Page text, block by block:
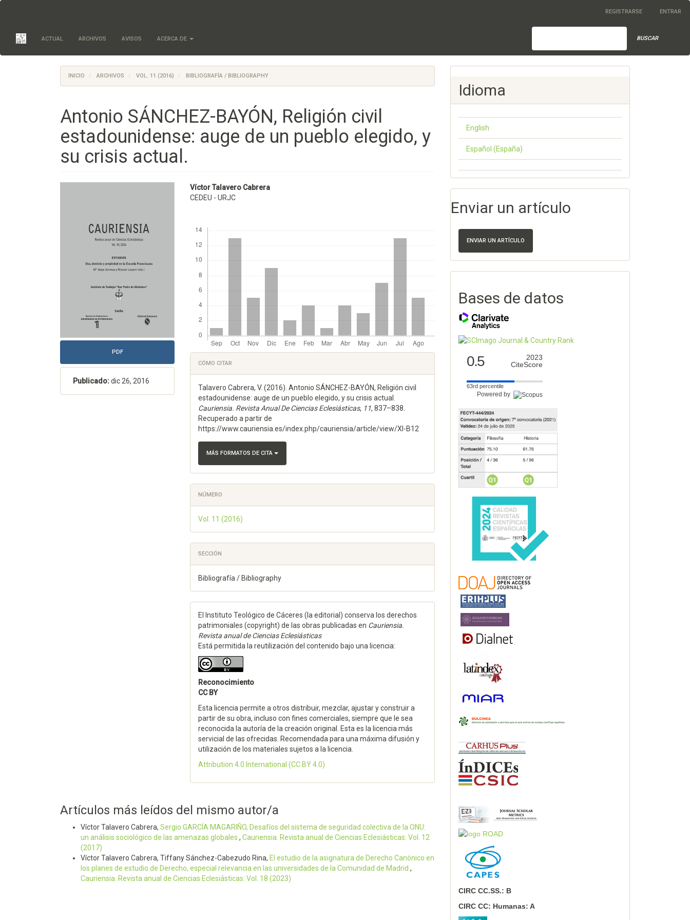
contenido
la
REGISTRARSE ENTRAR
ACTUAL ARCHIVOS AVISOS ACERCA DE BUSCAR
INICIO ARCHIVOS VOL. 11 (2016) BIBLIOGRAFÍA / BIBLIOGRAPHY
Antonio SÁNCHEZ-BAYÓN, Religión civil
estadounidense: auge de un pueblo elegido, y
su crisis actual.
artículo
PDF
Publicado:dic 26, 2016
Contenido
del
artículo
Víctor Talavero Cabrera
CEDEU - URJC
Detalles
del
artículo
CÓMO CITAR
Talavero Cabrera, V. (2016). Antonio SÁNCHEZ-BAYÓN, Religión civil
estadounidense: auge de un pueblo elegido, y su crisis actual.
Cauriensia. Revista Anual De Ciencias Eclesiásticas, 11, 837–838.
Recuperado a partir de
https://www.cauriensia.es/index.php/cauriensia/article/view/XI-B12
MÁS FORMATOS DE CITA
NÚMERO
Vol. 11 (2016)
SECCIÓN
Bibliografía / Bibliography
El Instituto Teológico de Cáceres (la editorial) conserva los derechos
patrimoniales (copyright) de las obras publicadas en Cauriensia.
Revista anual de Ciencias Eclesiásticas
Está permitida la reutilización del contenido bajo una licencia:
Reconocimiento
CC BY
Esta licencia permite a otros distribuir, mezclar, ajustar y construir a
partir de su obra, incluso con fines comerciales, siempre que le sea
reconocida la autoría de la creación original. Esta es la licencia más
servicial de las ofrecidas. Recomendada para una máxima difusión y
utilización de los materiales sujetos a la licencia.
Attribution 4.0 International (CC BY 4.0)
Artículos más leídos del mismo autor/a
Víctor Talavero Cabrera, Sergio GARCÍA MAGARIÑO, Desafíos del sistema de seguridad colectiva de la ONU:
un análisis sociológico de las amenazas globales , Cauriensia. Revista anual de Ciencias Eclesiásticas: Vol. 12
(2017)
Víctor Talavero Cabrera, Tiffany Sánchez-Cabezudo Rina, El estudio de la asignatura de Derecho Canónico en
los planes de estudio de Derecho, especial relevancia en las universidades de la Comunidad de Madrid ,
Cauriensia. Revista anual de Ciencias Eclesiásticas: Vol. 18 (2023)
Idioma
English
Español (España)
Enviar un artículo
ENVIAR UN ARTÍCULO
Bases de datos
0.5
2023
CiteScore
63rd percentile
Powered by
CIRC CC.SS.: B
CIRC CC: Humanas: A